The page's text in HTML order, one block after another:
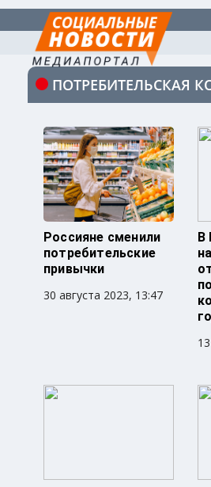
ПОТРЕБИТЕЛЬСКАЯ
Россияне сменили
потребительские
привычки
30 августа 2023, 13:47
В